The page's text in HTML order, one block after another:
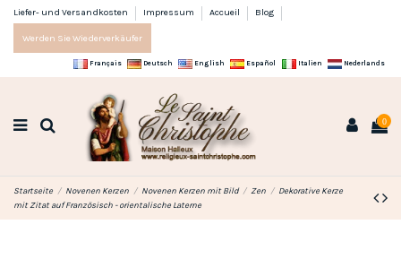
Liefer- und Versandkosten Impressum Accueil Blog
Werden Sie Wiederverkäufer
Français Deutsch English Español Italien Nederlands
0
Startseite Novenen Kerzen Novenen Kerzen mit Bild Zen
Dekorative Kerze
mit Zitat auf Französisch - orientalische Laterne